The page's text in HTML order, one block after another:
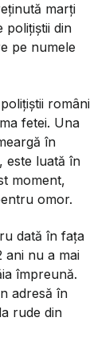
marți
polițiștii din
pe numele
români
fetei. Una
în
este luată în
moment,
omor.
dată în fața
ani nu a mai
împreună.
adresă în
rude din